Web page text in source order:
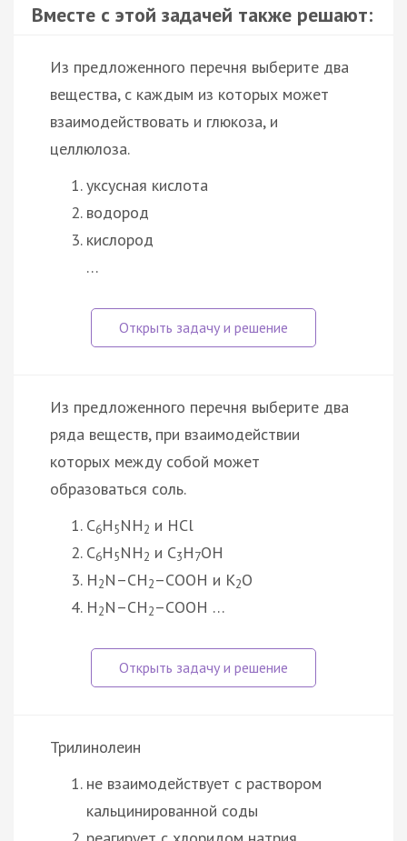
Вместе с этой задачей также решают:
Из предложенного перечня выберите два
вещества, с каждым из которых может
взаимодействовать и глюкоза, и
целлюлоза.
уксусная кислота
водород
кислород
…
Из предложенного перечня выберите два
ряда веществ, при взаимодействии
которых между собой может
образоваться соль.
C6H5NH2 и HCl
C6H5NH2 и C3H7OH
H2N–CH2–COOH и K2O
H2N–CH2–COOH …
Трилинолеин
не взаимодействует с раствором
кальцинированной соды